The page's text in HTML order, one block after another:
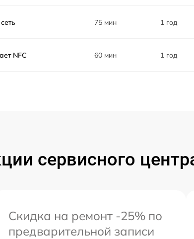
75 мин 1 год
NFC 60 мин 1 год
сервисного
Скидка на ремонт -25% по
предварительной записи